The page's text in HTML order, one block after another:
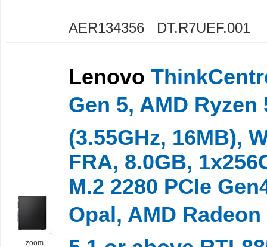
AER134356 DT.R7UEF.001
zoom
Lenovo
Gen 5, AMD Ryzen
(3.55GHz, 16MB),
FRA, 8.0GB,
M.2 2280 PCIe
Opal, AMD